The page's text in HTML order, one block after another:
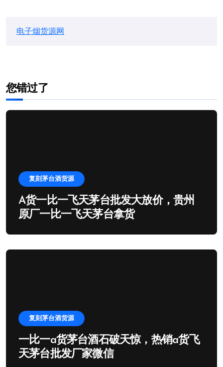
电子烟货源网
您错过了
复刻茅台酒货源
A货一比一飞天茅台批发大放价，贵州
原厂一比一飞天茅台拿货
复刻茅台酒货源
一比一a货茅台酒石破天惊，热销a货飞
天茅台批发厂家微信